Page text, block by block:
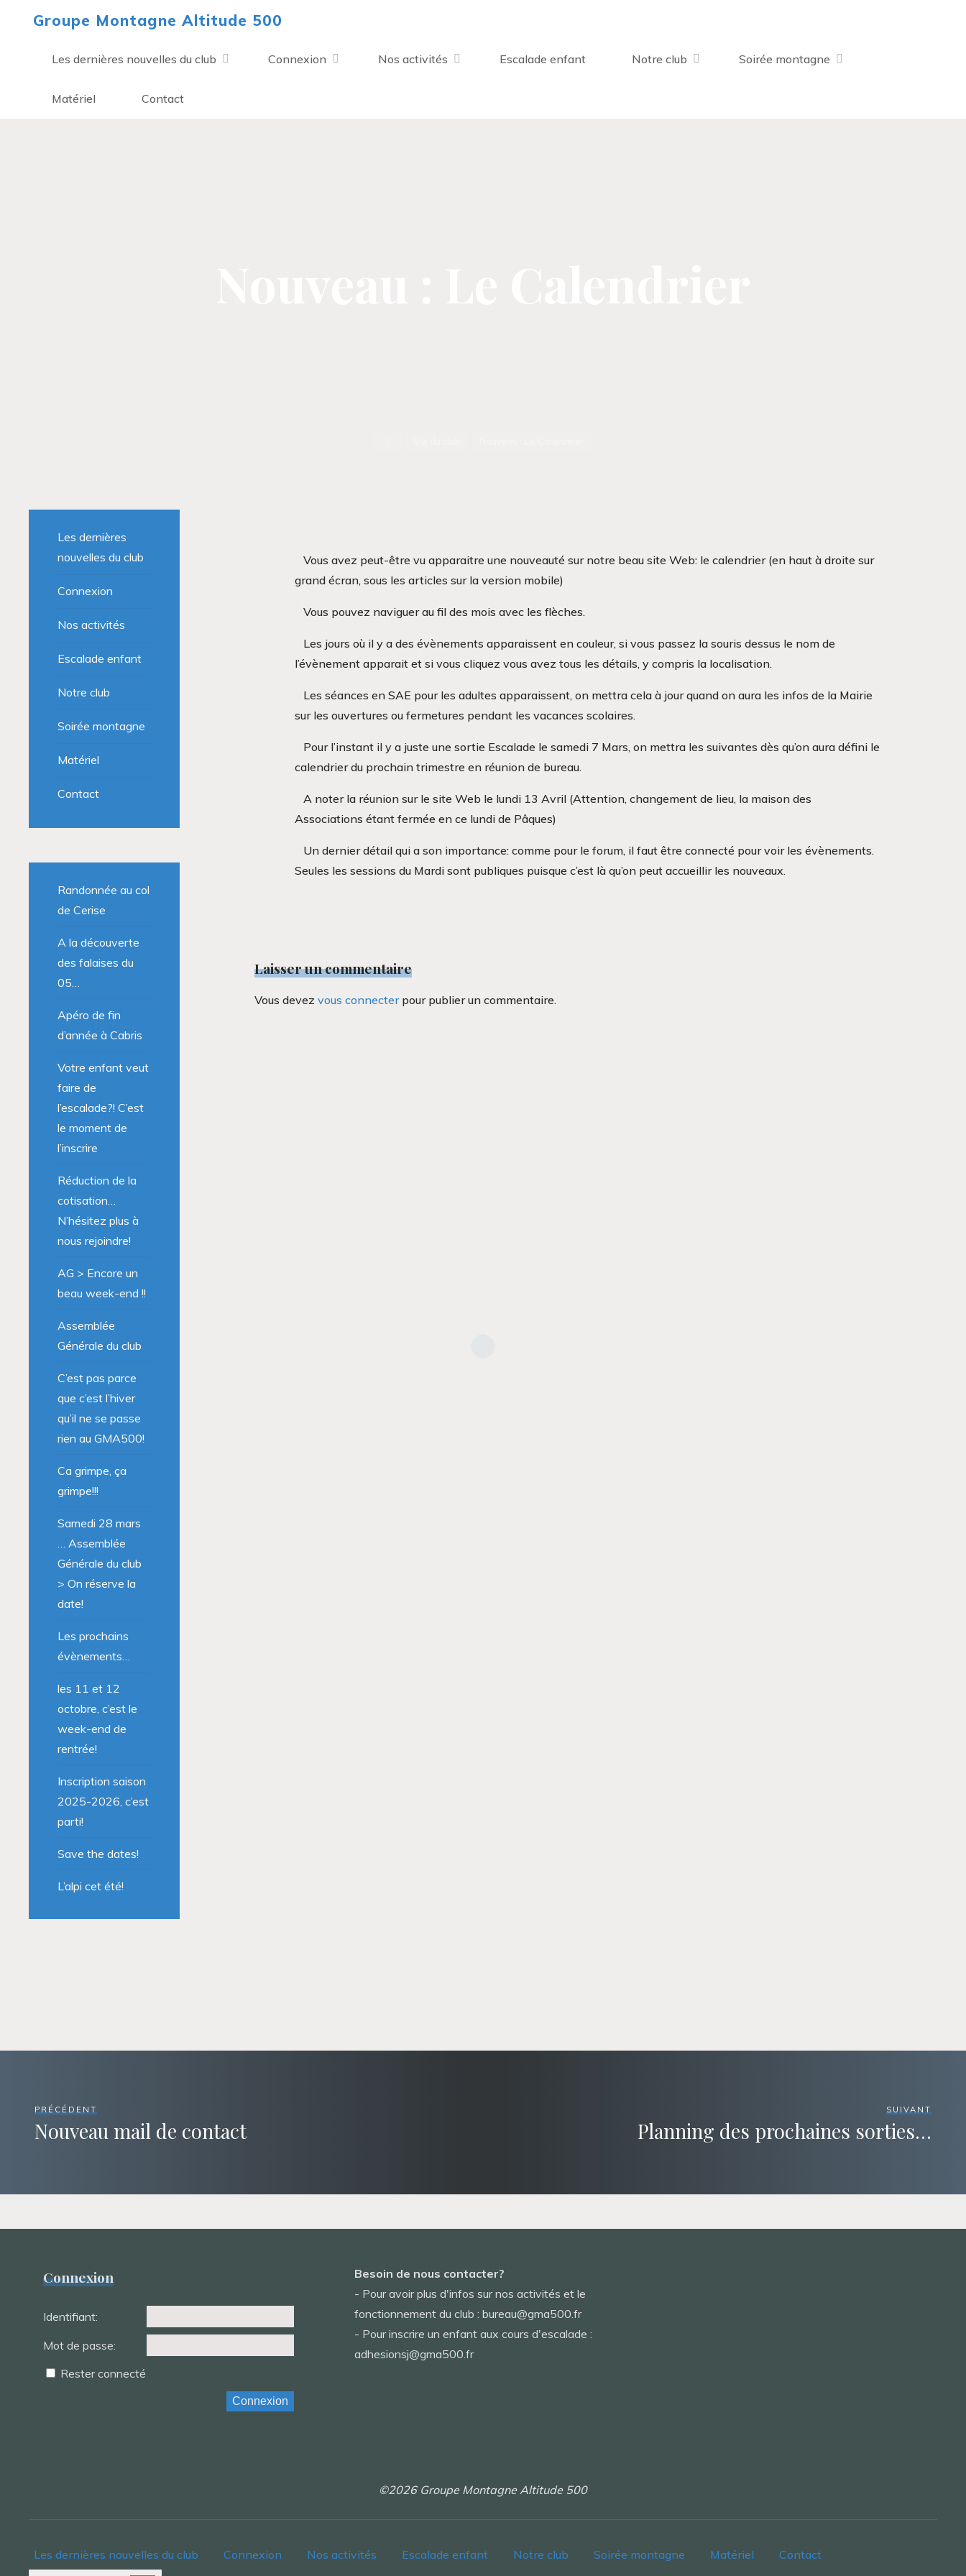
Groupe Montagne Altitude 500
Les dernières nouvelles du club Connexion Nos activités Escalade enfant Notre club Soirée montagne
Matériel Contact
Vous avez peut-être vu apparaitre une nouveauté sur notre beau site Web: le calendrier (en haut à droite sur
grand écran, sous les articles sur la version mobile)
Vous pouvez naviguer au fil des mois avec les flèches.
Les jours où il y a des évènements apparaissent en couleur, si vous passez la souris dessus le nom de
l’évènement apparait et si vous cliquez vous avez tous les détails, y compris la localisation.
Les séances en SAE pour les adultes apparaissent, on mettra cela à jour quand on aura les infos de la Mairie
sur les ouvertures ou fermetures pendant les vacances scolaires.
Pour l’instant il y a juste une sortie Escalade le samedi 7 Mars, on mettra les suivantes dès qu’on aura défini le
calendrier du prochain trimestre en réunion de bureau.
A noter la réunion sur le site Web le lundi 13 Avril (Attention, changement de lieu, la maison des
Associations étant fermée en ce lundi de Pâques)
Un dernier détail qui a son importance: comme pour le forum, il faut être connecté pour voir les évènements.
Seules les sessions du Mardi sont publiques puisque c’est là qu’on peut accueillir les nouveaux.
Laisser un commentaire
Vous devez vous connecterpour publier un commentaire.
Les dernières
nouvelles du club
Connexion
Nos activités
Escalade enfant
Notre club
Soirée montagne
Matériel
Contact
Randonnée au col
de Cerise
A la découverte
des falaises du
05…
Apéro de fin
d’année à Cabris
Votre enfant veut
faire de
l’escalade?! C’est
le moment de
l’inscrire
Réduction de la
cotisation…
N’hésitez plus à
nous rejoindre!
AG > Encore un
beau week-end !!
Assemblée
Générale du club
C’est pas parce
que c’est l’hiver
qu’il ne se passe
rien au GMA500!
Ca grimpe, ça
grimpe!!!
Samedi 28 mars
… Assemblée
Générale du club
> On réserve la
date!
Les prochains
évènements…
les 11 et 12
octobre, c’est le
week-end de
rentrée!
Inscription saison
2025-2026, c’est
parti!
Save the dates!
L’alpi cet été!
PRÉCÉDENT
Nouveau mail de contact
SUIVANT
Planning des prochaines sorties…
Connexion
Identifiant:
Mot de passe:
Rester connecté
Connexion
Besoin de nous contacter?
- Pour avoir plus d'infos sur nos activités et le
fonctionnement du club : bureau@gma500.fr
- Pour inscrire un enfant aux cours d'escalade :
adhesionsj@gma500.fr
©2026 Groupe Montagne Altitude 500
Les dernières nouvelles du club Connexion Nos activités Escalade enfant Notre club Soirée montagne Matériel Contact